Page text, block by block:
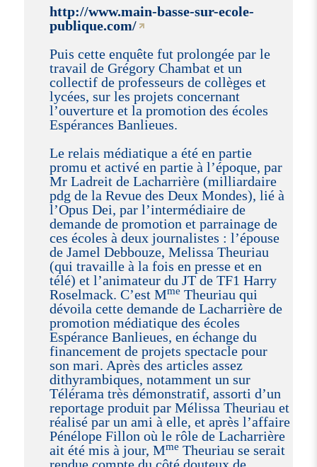
http://www.main-basse-sur-ecole-
publique.com/
Puis cette enquête fut prolongée par le
travail de Grégory Chambat et un
collectif de professeurs de collèges et
lycées, sur les projets concernant
l’ouverture et la promotion des écoles
Espérances Banlieues.
Le relais médiatique a été en partie
promu et activé en partie à l’époque, par
Mr Ladreit de Lacharrière (milliardaire
pdg de la Revue des Deux Mondes), lié à
l’Opus Dei, par l’intermédiaire de
demande de promotion et parrainage de
ces écoles à deux journalistes : l’épouse
de Jamel Debbouze, Melissa Theuriau
(qui travaille à la fois en presse et en
télé) et l’animateur du JT de TF1 Harry
Roselmack. C’est Mme Theuriau qui
dévoila cette demande de Lacharrière de
promotion médiatique des écoles
Espérance Banlieues, en échange du
financement de projets spectacle pour
son mari. Après des articles assez
dithyrambiques, notamment un sur
Télérama très démonstratif, assorti d’un
reportage produit par Mélissa Theuriau et
réalisé par un ami à elle, et après l’affaire
Pénélope Fillon où le rôle de Lacharrière
ait été mis à jour, Mme Theuriau se serait